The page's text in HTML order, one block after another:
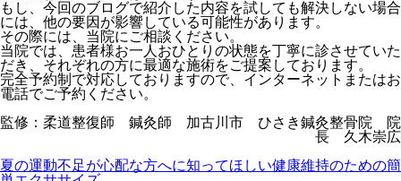
もし、今回のブログで紹介した内容を試しても解決しない場合
には、他の要因が影響している可能性があります。
その際には、当院にご相談ください。
当院では、患者様お一人おひとりの状態を丁寧に診させていた
だき、それぞれの方に最適な施術をご提案しております。
完全予約制で対応しておりますので、インターネットまたはお
電話でご予約ください。
監修：柔道整復師 鍼灸師 加古川市 ひさき鍼灸整骨院 院
長 久木崇広
夏の運動不足が心配な方へに知ってほしい健康維持のための簡